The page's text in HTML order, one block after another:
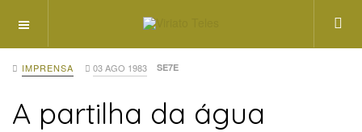
OFF CANVAS
IMPRENSA 03 AGO 1983 SE7E
A partilha da água